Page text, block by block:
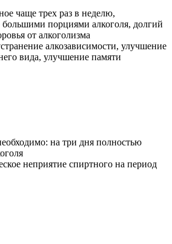
чаще трех раз в неделю,
большими порциями алкоголя, долгий
от алкоголизма
алкозависимости, улучшение
вида, улучшение памяти
на три дня полностью
неприятие спиртного на период